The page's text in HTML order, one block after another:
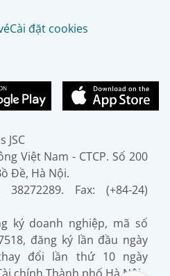
Cài đặt cookies
JSC
Việt Nam - CTCP. Số 200
Đề, Hà Nội.
Fax: (+84-24)
ký doanh nghiệp, mã số
đăng ký lần đầu ngày
đổi lần thứ 10 ngày